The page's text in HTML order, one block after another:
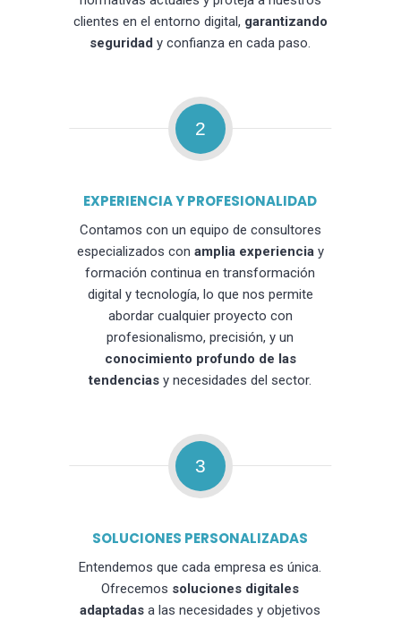
clientes en el entorno digital, garantizando
seguridad y confianza en cada paso.
2
EXPERIENCIA Y PROFESIONALIDAD
Contamos con un equipo de consultores
especializados con amplia experienciay
formación continua en transformación
digital y tecnología, lo que nos permite
abordar cualquier proyecto con
profesionalismo, precisión, y un
conocimiento profundo de las
tendencias y necesidades del sector.
3
SOLUCIONES PERSONALIZADAS
Entendemos que cada empresa es única.
Ofrecemos soluciones digitales
adaptadas a las necesidades y objetivos